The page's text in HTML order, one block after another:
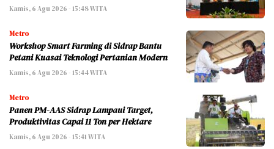
Kamis, 6 Agu 2026 - 15:48 WITA
Metro
Workshop Smart Farming di Sidrap Bantu
Petani Kuasai Teknologi Pertanian Modern
Kamis, 6 Agu 2026 - 15:44 WITA
Metro
Panen PM-AAS Sidrap Lampaui Target,
Produktivitas Capai 11 Ton per Hektare
Kamis, 6 Agu 2026 - 15:41 WITA